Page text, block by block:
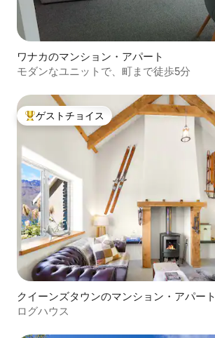
ワナカのマンション・アパート
モダンなユニットで、町まで徒歩5分
大好評のゲストチョイスです。
ゲストチョイス
クイーンズタウンのマンション・アパート
ログハウス